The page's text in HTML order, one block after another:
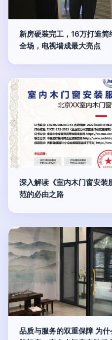
新房硬装完工，16万打造
全场，电视墙成最大亮点
深入解读《室内木门窗安装
范的必由之路
品质与服务的双重保障 为